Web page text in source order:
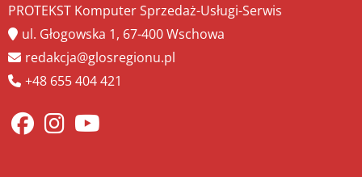
PROTEKST Komputer Sprzedaż-Usługi-Serwis
ul. Głogowska 1, 67-400 Wschowa
redakcja@glosregionu.pl
+48 655 404 421